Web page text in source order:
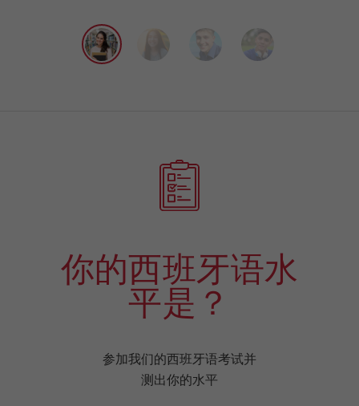
你的西班牙语水
平是？
参加我们的西班牙语考试并
测出你的水平